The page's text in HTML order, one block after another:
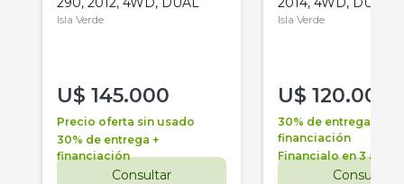
Isla Verde
U$ 145.000
Precio oferta sin usado
30% de entrega +
financiación
Consultar
Isla Verde
U$ 120.000
30% de entrega +
financiación
Financialo en 3 años
Consultar